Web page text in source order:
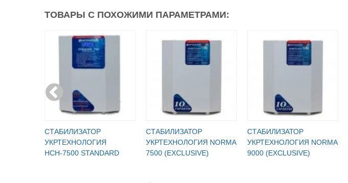
ТОВАРЫ С ПОХОЖИМИ ПАРАМЕТРАМИ:
CТАБИЛИЗАТОР
УКРТЕХНОЛОГИЯ
НСН-7500 STANDARD
СТАБИЛИЗАТОР
УКРТЕХНОЛОГИЯ NORMA
7500 (EXСLUSIVE)
СТАБИЛИЗАТОР
УКРТЕХНОЛОГИЯ NORMA
9000 (EXСLUSIVE)